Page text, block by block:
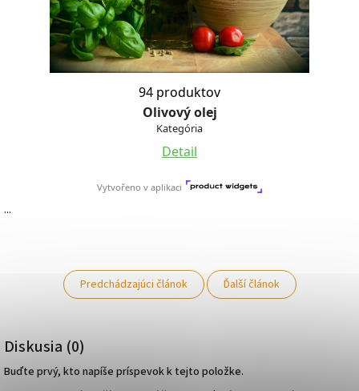
...
Predchádzajúci článok Ďalší článok
Diskusia (0)
Buďte prvý, kto napíše príspevok k tejto položke.